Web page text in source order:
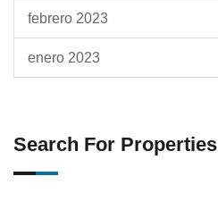
febrero 2023
enero 2023
Search For Properties